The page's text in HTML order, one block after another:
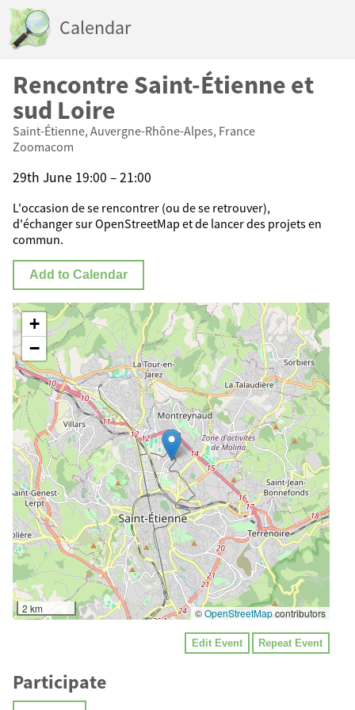
Calendar
Rencontre Saint-Étienne et
sud Loire
Saint-Étienne, Auvergne-Rhône-Alpes, France
Zoomacom
29th June 19:00 – 21:00
L'occasion de se rencontrer (ou de se retrouver),
d'échanger sur OpenStreetMap et de lancer des projets en
commun.
Add to Calendar
+
−
2 km ©OpenStreetMapcontributors
Edit Event Repeat Event
Participate